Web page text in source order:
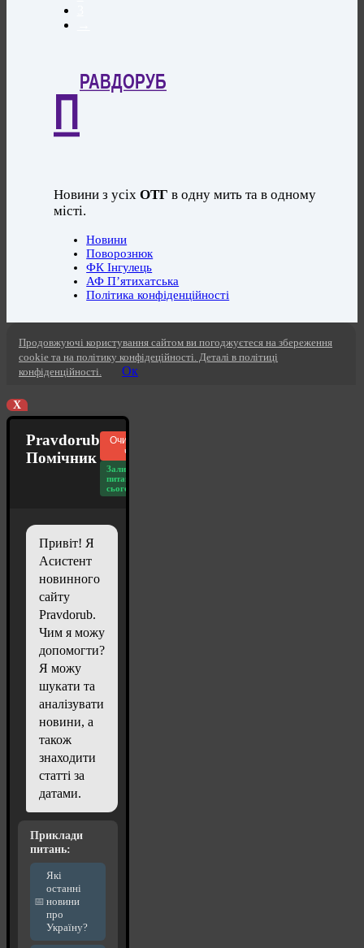
П
РАВДОРУБ
Новини з усіхОТГ в одну мить та в одному
місті.
Новини
Поворознюк
ФК Інгулець
АФ П’ятихатська
Політика конфіденційності
Продовжуючі користування сайтом ви погоджуєтеся на збереження
cookie та на політику конфідеційності. Деталі в політиці
конфіденційності.
Ок
X
Pravdorub
Помічник
Очистити
чат
Залишилось
питань
сьогодні: 20
Привіт! Я
Асистент
новинного
сайту
Pravdorub.
Чим я можу
допомогти?
Я можу
шукати та
аналізувати
новини, а
також
знаходити
статті за
датами.
Приклади
питань:
Які
останні
новини
про
Україну?